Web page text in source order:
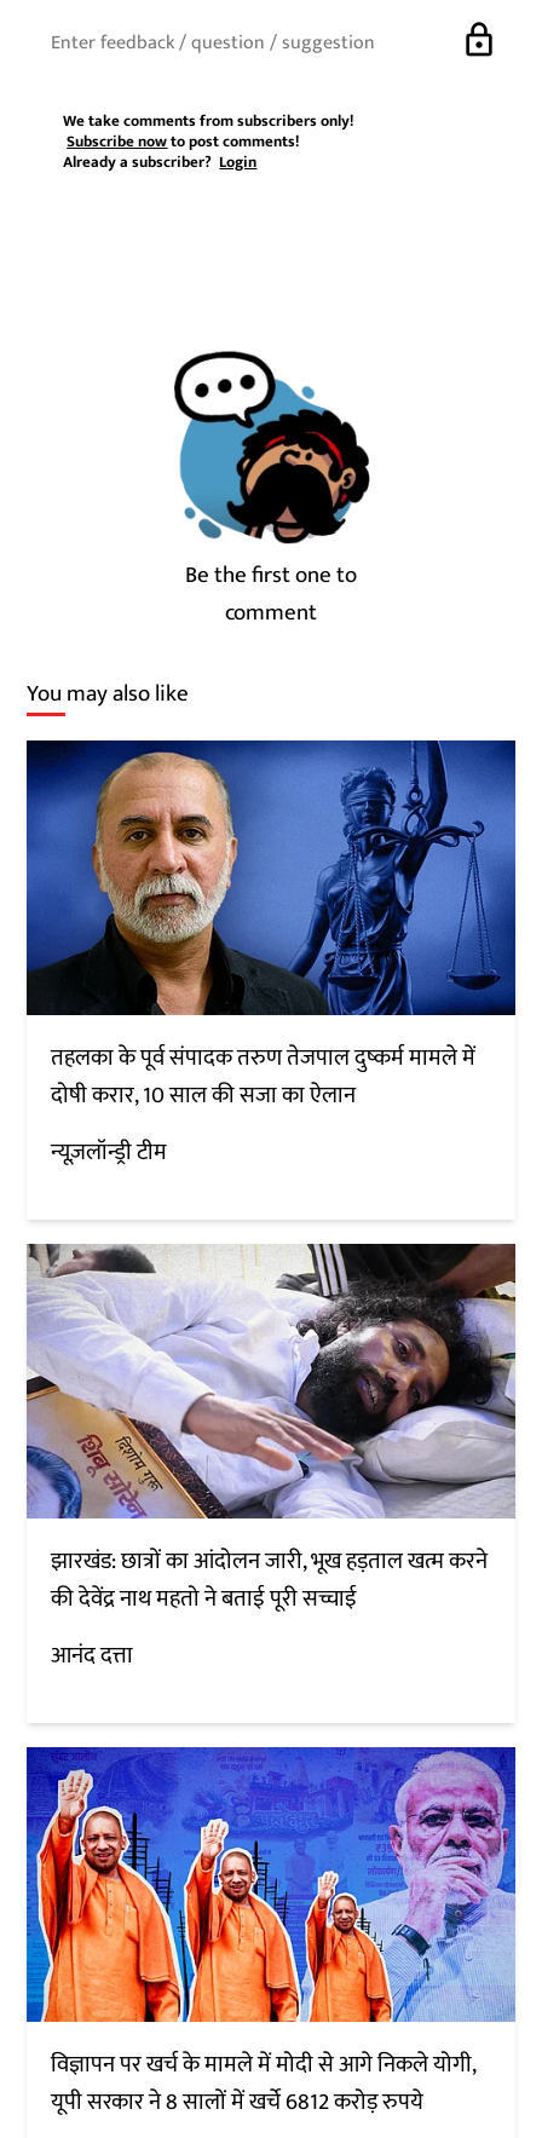
lock
We take comments from subscribers only!
Subscribe nowto post comments!
Already a subscriber?Login
Be the first one to
comment
You may also like
तहलका के पूर्व संपादक तरुण तेजपाल दुष्कर्म मामले में
दोषी करार, 10 साल की सजा का ऐलान
न्यूज़लॉन्ड्री टीम
झारखंड: छात्रों का आंदोलन जारी, भूख हड़ताल खत्म करने
की देवेंद्र नाथ महतो ने बताई पूरी सच्चाई
आनंद दत्ता
विज्ञापन पर खर्च के मामले में मोदी से आगे निकले योगी,
यूपी सरकार ने 8 सालों में खर्चे 6812 करोड़ रुपये